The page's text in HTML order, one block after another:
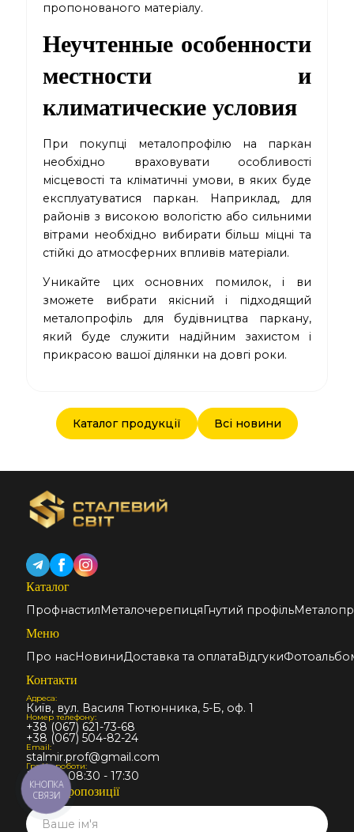
пропонованого матеріалу.
Неучтенные особенности
местности и
климатические условия
При покупці металопрофілю на паркан
необхідно враховувати особливості
місцевості та кліматичні умови, в яких буде
експлуатуватися паркан. Наприклад, для
районів з високою вологістю або сильними
вітрами необхідно вибирати більш міцні та
стійкі до атмосферних впливів матеріали.
Уникайте цих основних помилок, і ви
зможете вибрати якісний і підходящий
металопрофіль для будівництва паркану,
який буде служити надійним захистом і
прикрасою вашої ділянки на довгі роки.
Каталог продукції Всі новини
Каталог
ПрофнастилМеталочерепицяГнутий профіль
Меню
Про насНовиниДоставка та оплатаВідгуки
Контакти
Адреса:
Київ, вул. Василя Тютюнника, 5-Б, оф. 1
Номер телефону:
+38 (067) 621-73-68
+38 (067) 504-82-24
Email:
stalmir.prof@gmail.com
Графік роботи:
Пн-Пт: 08:30 - 17:30
Запит пропозиції
КНОПКА
СВЯЗИ